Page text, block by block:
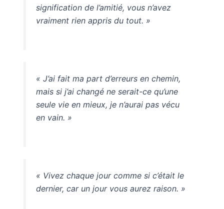
signification de l’amitié, vous n’avez
vraiment rien appris du tout. »
« J’ai fait ma part d’erreurs en chemin,
mais si j’ai changé ne serait-ce qu’une
seule vie en mieux, je n’aurai pas vécu
en vain. »
« Vivez chaque jour comme si c’était le
dernier, car un jour vous aurez raison. »